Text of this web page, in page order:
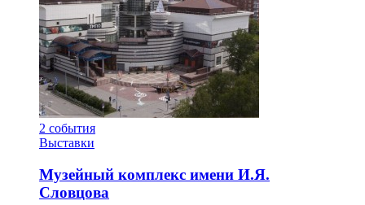
2 события
Выставки
Музейный комплекс имени И.Я.
Словцова